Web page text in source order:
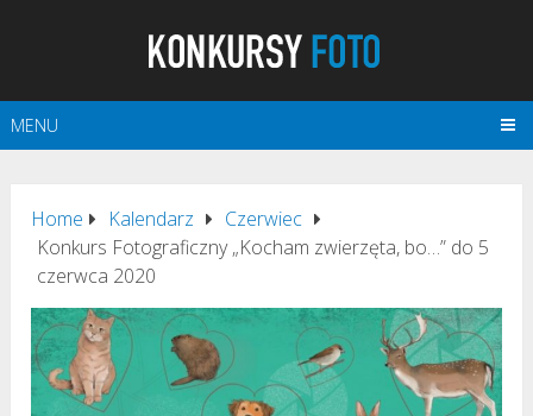
MENU
Home Kalendarz
Czerwiec
Konkurs Fotograficzny „Kocham zwierzęta, bo…” do 5
czerwca 2020